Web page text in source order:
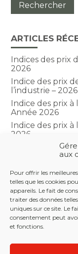
aux
Pour offrir les
telles que les cookies
appareils. Le fait de
traiter des données
uniques sur ce site. Le
consentement peut
et fonctions.
ARTICLES
Indices des prix
2026
Indice des prix
l’industrie – 2026
Indice des prix
Année 2026
Indice des prix à
2026
Indice du climat
Footer
LE CABINET